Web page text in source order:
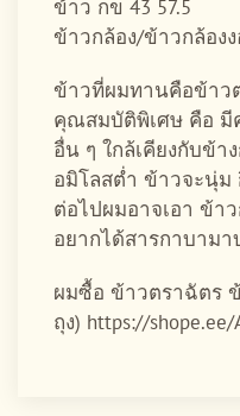
ข้าว กข 43 57.5
ข้าวกล้อง/ข้าวกล้อง
ข้าวที่ผมทานคือข้าว
คุณสมบัติพิเศษ คือ
อื่น ๆ ใกล้เคียงกับข้า
อมิโลสต่ำ ข้าวจะนุ่ม
ต่อไปผมอาจเอา ข้า
อยากได้สารกาบามา
ผมซื้อ ข้าวตราฉัตร
ถุง) https://shope.ee/